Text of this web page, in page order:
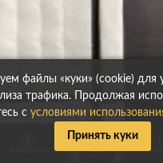
файлы «куки» (cookie) для
трафика. Продолжая
с условиями
Принять куки